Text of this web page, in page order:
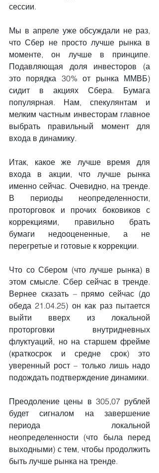
сессии.
Мы в апреле уже обсуждали не раз,
что Сбер не просто лучше рынка в
моменте, он лучше в принципе.
Подавляющая доля инвесторов (а
это порядка 30% от рынка ММВБ)
сидит в акциях Сбера. Бумага
популярная. Нам, спекулянтам и
мелким частным инвесторам главное
выбрать правильный момент для
входа в динамику.
Итак, какое же лучше время для
входа в акции, что лучше рынка
именно сейчас. Очевидно, на тренде.
В периоды неопределенности,
проторговок и прочих боковиков с
коррекциями, правильно брать
бумаги недооцененные, а не
перегретые и готовые к коррекции.
Что со Сбером (что лучше рынка) в
этом смысле. Сбер сейчас в тренде.
Вернее сказать – прямо сейчас (до
обеда 21.04.25) он как раз пытается
выйти вверх из локальной
проторговки внутридневных
флуктуаций, но на старшем фрейме
(краткосрок и средне срок) это
уверенный рост – только лишь надо
подождать подтверждение динамики.
Преодоление цены в 305,07 рублей
будет сигналом на завершение
периода локальной
неопределенности (что была перед
выходными) с тем, чтобы продолжить
быть лучше рынка на тренде.